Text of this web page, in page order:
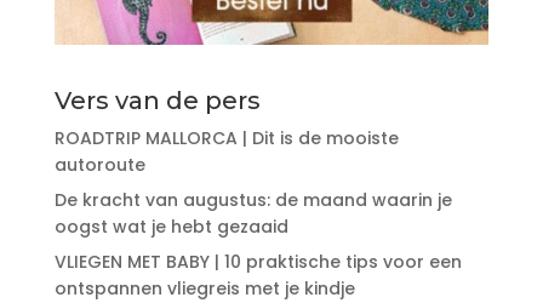
Vers van de pers
ROADTRIP MALLORCA | Dit is de mooiste
autoroute
De kracht van augustus: de maand waarin je
oogst wat je hebt gezaaid
VLIEGEN MET BABY | 10 praktische tips voor een
ontspannen vliegreis met je kindje